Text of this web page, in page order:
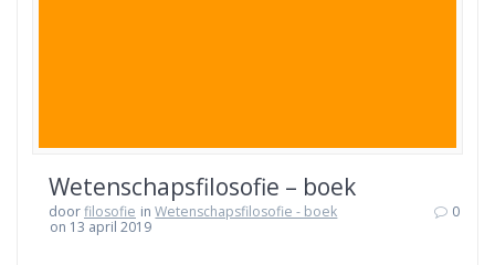
Wetenschapsfilosofie – boek
doorfilosofie inWetenschapsfilosofie - boek
on 13 april 2019
0